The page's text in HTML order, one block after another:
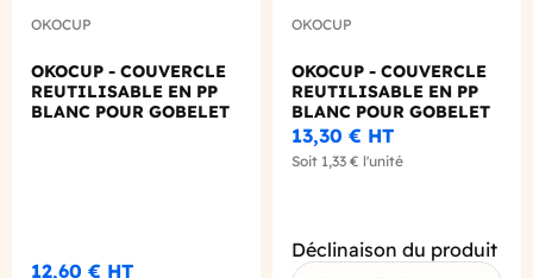
OKOCUP
OKOCUP - COUVERCLE
REUTILISABLE EN PP
BLANC POUR GOBELET
12,60 € HT
OKOCUP
OKOCUP - COUVERCLE
REUTILISABLE EN PP
BLANC POUR GOBELET
Ø90MM X1
13,30 € HT
Soit 1,33 € l'unité
Déclinaison du produit